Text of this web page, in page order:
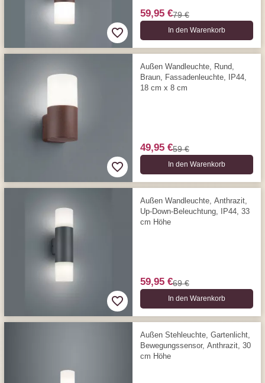
59,95 €79 €
In den Warenkorb
Außen Wandleuchte, Rund,
Braun, Fassadenleuchte, IP44,
18 cm x 8 cm
49,95 €59 €
In den Warenkorb
Außen Wandleuchte, Anthrazit,
Up-Down-Beleuchtung, IP44, 33
cm Höhe
59,95 €69 €
In den Warenkorb
Außen Stehleuchte, Gartenlicht,
Bewegungs­sensor, Anthrazit, 30
cm Höhe